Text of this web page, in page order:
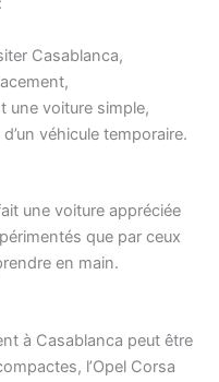
Casablanca,
une voiture simple,
véhicule temporaire.
une voiture appréciée
que par ceux
en main.
à Casablanca peut être
l’Opel Corsa